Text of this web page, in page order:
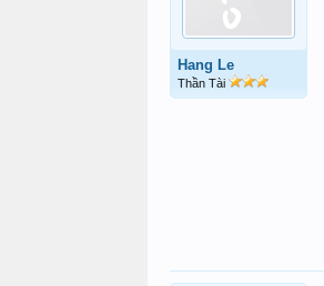
Hang Le
Thần Tài